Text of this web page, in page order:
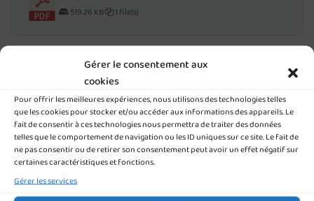
Gérer le consentement aux
cookies
Pour offrir les meilleures expériences, nous utilisons des technologies telles
que les cookies pour stocker et/ou accéder aux informations des appareils. Le
fait de consentir à ces technologies nous permettra de traiter des données
telles que le comportement de navigation ou les ID uniques sur ce site. Le fait de
ne pas consentir ou de retirer son consentement peut avoir un effet négatif sur
certaines caractéristiques et fonctions.
Gérer les services
519.26 KB 1 file(s)
Plaquette BTS M.C.O
535.68 KB 1 file(s)
TÉLÉCHARGER NOS PLAQUETTES POST-BAC
Plaquette CS Services Numériques aux
Organisations